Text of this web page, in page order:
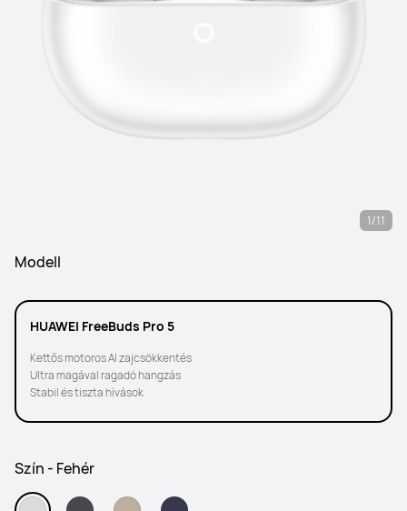
1/11
Modell
HUAWEI FreeBuds Pro 5
Kettős motoros AI zajcsökkentés
Ultra magával ragadó hangzás
Stabil és tiszta hívások
Szín - Fehér